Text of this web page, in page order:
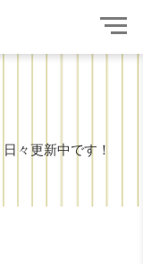
々更新中です！